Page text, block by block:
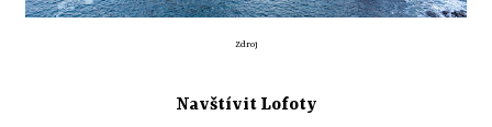
Zdroj
Navštívit Lofoty